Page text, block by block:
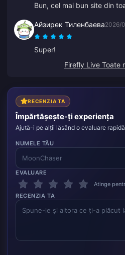
Bun, cel mai bun site din
Айзирек Тиленбаева2026/
Super!
Firefly Live Toate
RECENZIA TA
Împărtășește-ți experiența
Ajută-i pe alții lăsând o evaluare
NUMELE TĂU
EVALUARE
Atinge
RECENZIA TA